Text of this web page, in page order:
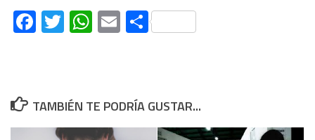
Facebook
Twitter
WhatsApp
EmailCompartir
TAMBIÉN TE PODRÍA GUSTAR...